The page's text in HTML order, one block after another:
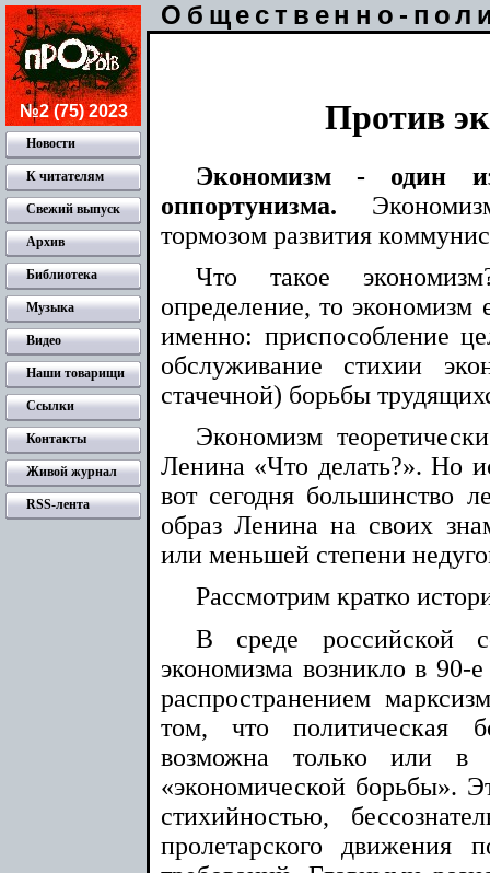
Общественно-
Против
Экономизм - один
оппортунизма.
тормозом развития
Что такое
определение, то экономизм
именно: приспособление
обслуживание стихии
стачечной) борьбы
Экономизм
Ленина «Что делать?». Но
вот сегодня большинство
образ Ленина на своих
или меньшей степени
Рассмотрим кратко
В среде российской
экономизма возникло в 90-
распространением
том, что политическая
возможна только или в
«экономической борьбы».
стихийностью,
пролетарского движения
№2 (75) 2023
Новости
К читателям
Свежий выпуск
Архив
Библиотека
Музыка
Видео
Наши товарищи
Ссылки
Контакты
Живой журнал
RSS-лента